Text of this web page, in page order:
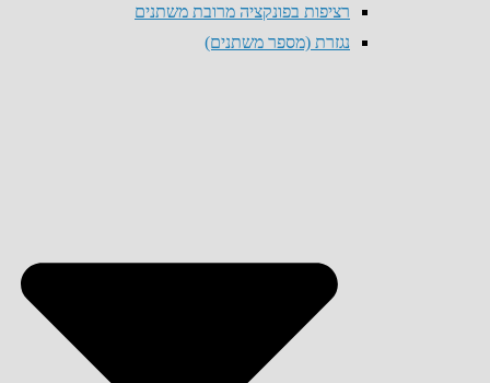
רציפות בפונקציה מרובת משתנים
נגזרת (מספר משתנים)